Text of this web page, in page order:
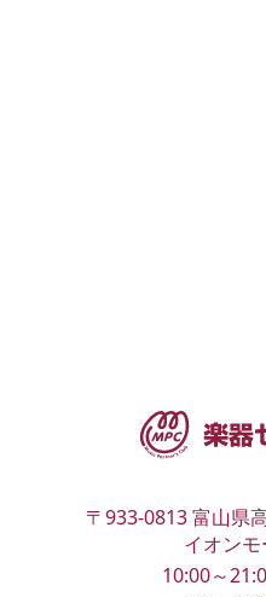
〒933-0813 富山県
イオン
10:00～